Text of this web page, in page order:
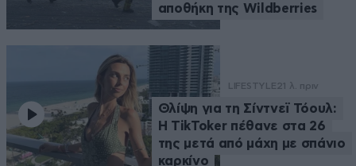
αποθήκη της Wildberries
LIFESTYLE21 λ. πριν
Θλίψη για τη Σίντνεϊ Τόουλ:
Η TikToker πέθανε στα 26
της μετά από μάχη με σπάνιο
καρκίνο